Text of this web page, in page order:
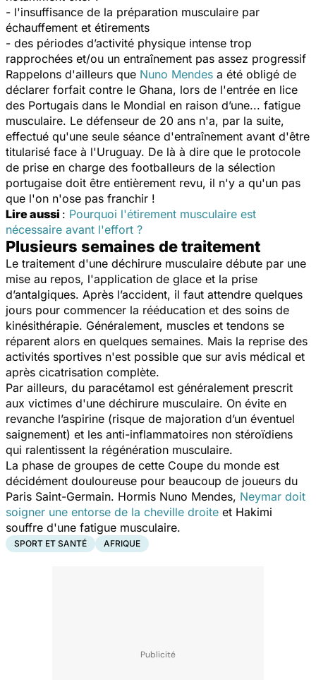
- l'insuffisance de la préparation musculaire par
échauffement et étirements
- des périodes d’activité physique intense trop
rapprochées et/ou un entraînement pas assez progressif
Rappelons d'ailleurs que Nuno Mendes a été obligé de
déclarer forfait contre le Ghana, lors de l'entrée en lice
des Portugais dans le Mondial en raison d’une... fatigue
musculaire. Le défenseur de 20 ans n'a, par la suite,
effectué qu'une seule séance d'entraînement avant d'être
titularisé face à l'Uruguay. De là à dire que le protocole
de prise en charge des footballeurs de la sélection
portugaise doit être entièrement revu, il n'y a qu'un pas
que l'on n'ose pas franchir !
Lire aussi : Pourquoi l'étirement musculaire est
nécessaire avant l'effort ?
Plusieurs semaines de traitement
Le traitement d'une déchirure musculaire débute par une
mise au repos, l'application de glace et la prise
d’antalgiques. Après l’accident, il faut attendre quelques
jours pour commencer la rééducation et des soins de
kinésithérapie. Généralement, muscles et tendons se
réparent alors en quelques semaines. Mais la reprise des
activités sportives n'est possible que sur avis médical et
après cicatrisation complète.
Par ailleurs, du paracétamol est généralement prescrit
aux victimes d'une déchirure musculaire. On évite en
revanche l’aspirine (risque de majoration d’un éventuel
saignement) et les anti-inflammatoires non stéroïdiens
qui ralentissent la régénération musculaire.
La phase de groupes de cette Coupe du monde est
décidément douloureuse pour beaucoup de joueurs du
Paris Saint-Germain. Hormis Nuno Mendes, Neymar doit
soigner une entorse de la cheville droite et Hakimi
souffre d'une fatigue musculaire.
SPORT ET SANTÉ AFRIQUE